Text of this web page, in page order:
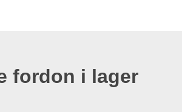
fordon i lager